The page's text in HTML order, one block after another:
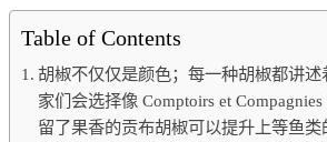
升
优
雅
的
Table of Contents
胡椒不仅仅是颜色；每一种胡椒都讲
家们会选择像 Comptoirs et
留了果香的贡布胡椒可以提升上等鱼